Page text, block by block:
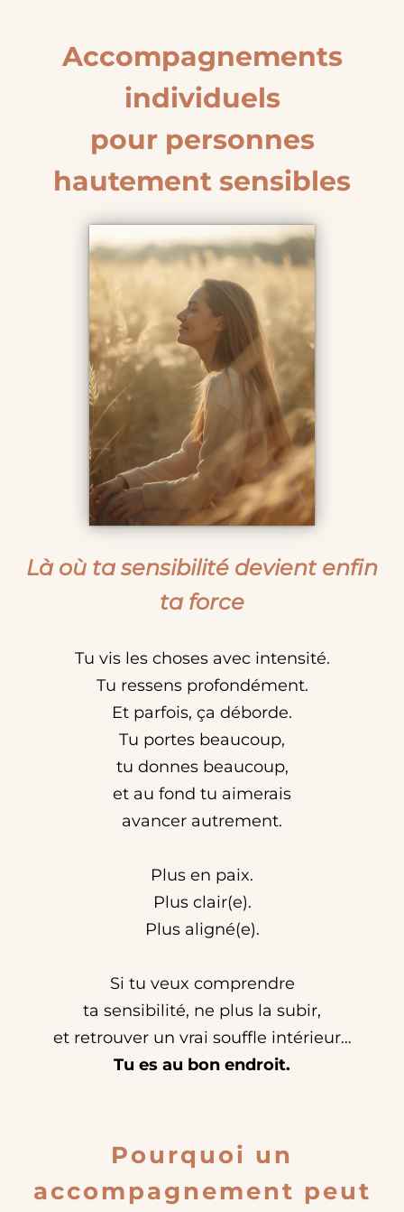
Accompagnements
individuels
pour personnes
hautement sensibles
Là où ta sensibilité devient enfin
ta force
Tu vis les choses avec intensité.
Tu ressens profondément.
Et parfois, ça déborde.
Tu portes beaucoup,
tu donnes beaucoup,
et au fond tu aimerais
avancer autrement.
Plus en paix.
Plus clair(e).
Plus aligné(e).
Si tu veux comprendre
ta sensibilité, ne plus la subir,
et retrouver un vrai souffle intérieur…
Tu es au bon endroit.
Pourquoi un
accompagnement peut